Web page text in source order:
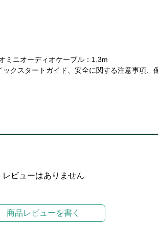
ミニオーディオケーブル：1.3m
クスタートガイド、安全に関する注意事項、
レビューはありません
商品レビューを書く